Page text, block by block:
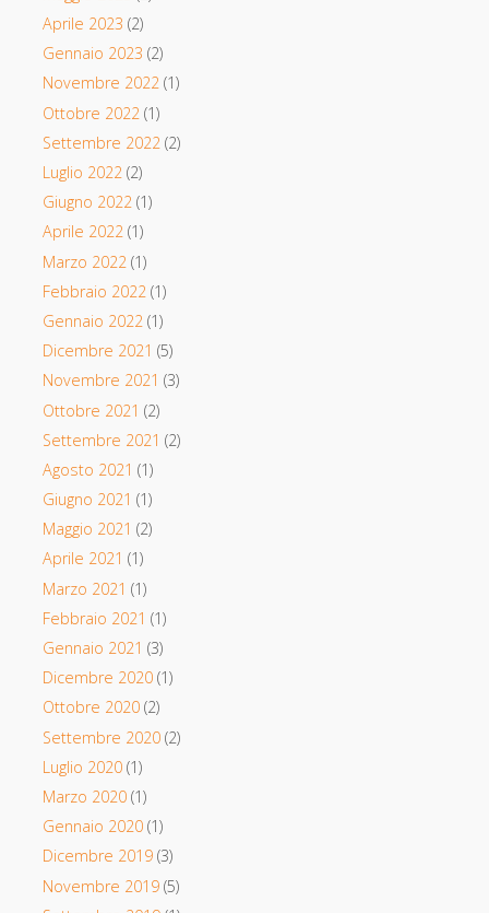
Aprile 2023 (2)
Gennaio 2023 (2)
Novembre 2022(1)
Ottobre 2022 (1)
Settembre 2022(2)
Luglio 2022(2)
Giugno 2022(1)
Aprile 2022(1)
Marzo 2022 (1)
Febbraio 2022 (1)
Gennaio 2022(1)
Dicembre 2021 (5)
Novembre 2021 (3)
Ottobre 2021 (2)
Settembre 2021 (2)
Agosto 2021 (1)
Giugno 2021 (1)
Maggio 2021 (2)
Aprile 2021 (1)
Marzo 2021 (1)
Febbraio 2021 (1)
Gennaio 2021 (3)
Dicembre 2020(1)
Ottobre 2020(2)
Settembre 2020(2)
Luglio 2020(1)
Marzo 2020(1)
Gennaio 2020(1)
Dicembre 2019(3)
Novembre 2019(5)